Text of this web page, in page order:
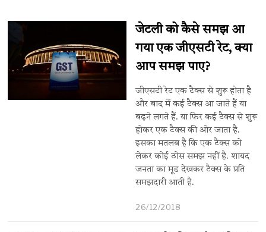
जेटली को कैसे समझ आ
गया एक जीएसटी रेट, क्या
आप समझ पाए?
जीएसटी रेट एक टैक्स से शुरू होता है
और बाद में कई टैक्स आ जाते हैं या
बढ़ने लगते हैं. या फिर कई टैक्स से शुरू
होकर एक टैक्स की ओर जाता है.
इसका मतलब है कि एक टैक्स को
लेकर कोई ठोस समझ नहीं है. शायद
जनता का मूड देखकर टैक्स के प्रति
समझदारी आती है.
26/12/2018